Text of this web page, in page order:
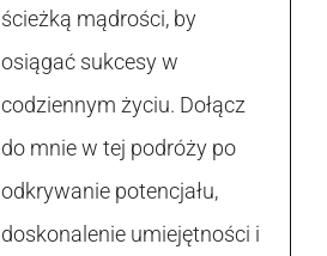
ścieżką mądrości, by
osiągać sukcesy w
codziennym życiu. Dołącz
do mnie w tej podróży po
odkrywanie potencjału,
doskonalenie umiejętności i